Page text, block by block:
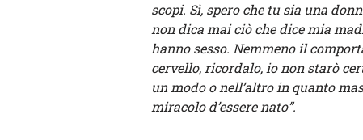
scopi. Sì, spero che tu sia una
non dica mai ciò che dice mia
hanno sesso. Nemmeno il
cervello, ricordalo, io non starò
un modo o nell’altro in quanto
miracolo d’essere nato”.